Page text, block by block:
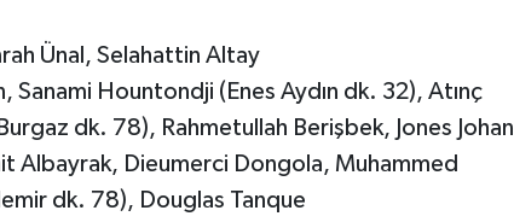
Ünal, Selahattin Altay
Sanami Hountondji (Enes Aydın dk. 32), Atınç
dk. 78), Rahmetullah Berişbek, Jones Johan
Albayrak, Dieumerci Dongola, Muhammed
dk. 78), Douglas Tanque